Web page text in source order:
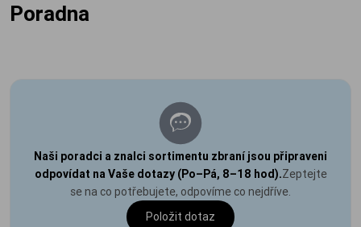
Poradna
Naši poradci a znalci sortimentu zbraní jsou připraveni
odpovídat na Vaše dotazy (Po–Pá, 8–18 hod).Zeptejte
se na co potřebujete, odpovíme co nejdříve.
Položit dotaz